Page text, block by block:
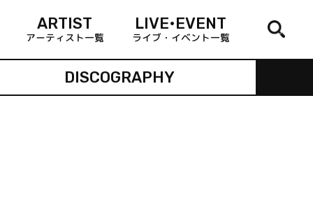
ARTIST
アーティスト一覧
LIVE•EVENT
ライブ・イベント一覧
DISCOGRAPHY